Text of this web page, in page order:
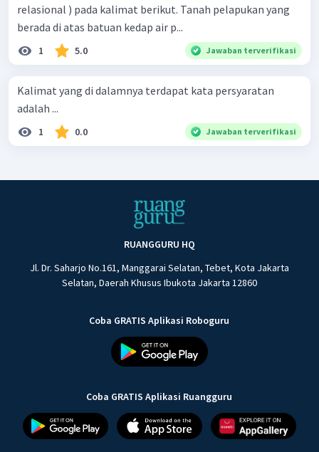
relasional ) pada kalimat berikut. Tanah pelapukan yang
berada di atas batuan kedap air p...
1 5.0 Jawaban terverifikasi
Kalimat yang di dalamnya terdapat kata persyaratan
adalah ...
1 0.0 Jawaban terverifikasi
RUANGGURU HQ
Jl. Dr. Saharjo No.161, Manggarai Selatan, Tebet, Kota Jakarta
Selatan, Daerah Khusus Ibukota Jakarta 12860
Coba GRATIS Aplikasi Roboguru
Coba GRATIS Aplikasi Ruangguru